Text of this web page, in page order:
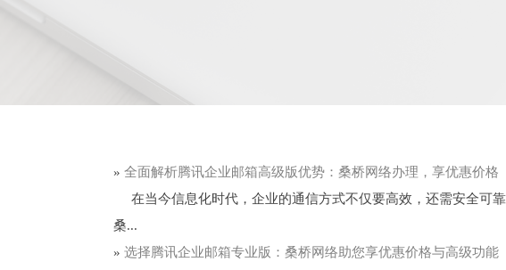
» 全面解析腾讯企业邮箱高级版优势：桑桥网络办理，享优惠价格
在当今信息化时代，企业的通信方式不仅要高效，还需安全可
桑...
» 选择腾讯企业邮箱专业版：桑桥网络助您享优惠价格与高级功能